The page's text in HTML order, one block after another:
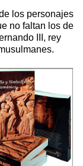
los personajes
no faltan los de
III, rey